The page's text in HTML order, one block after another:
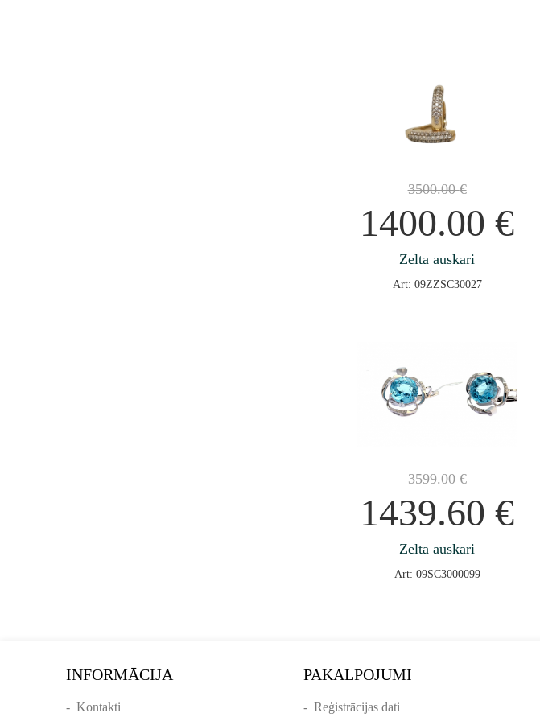
3500.00€
1400.00€
Zelta auskari
Art: 09ZZSC30027
3599.00€
1439.60€
Zelta auskari
Art: 09SC3000099
INFORMĀCIJA
- Kontakti
PAKALPOJUMI
- Reģistrācijas dati